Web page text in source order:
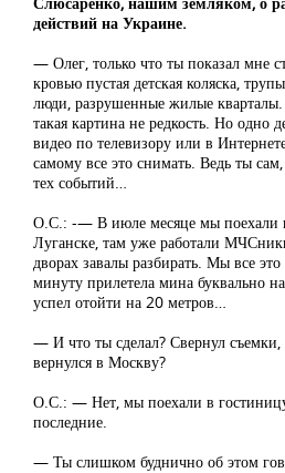
действий на Украине.
— Олег, только что ты показал мне
кровью пустая детская коляска,
люди, разрушенные жилые
такая картина не редкость. Но одно
видео по телевизору или в
самому все это снимать. Ведь ты
тех событий…
О.С.: -— В июле месяце мы поехали
Луганске, там уже работали
дворах завалы разбирать. Мы все
минуту прилетела мина буквально
успел отойти на 20 метров…
— И что ты сделал? Свернул
вернулся в Москву?
О.С.: — Нет, мы поехали в
последние.
— Ты слишком буднично об этом